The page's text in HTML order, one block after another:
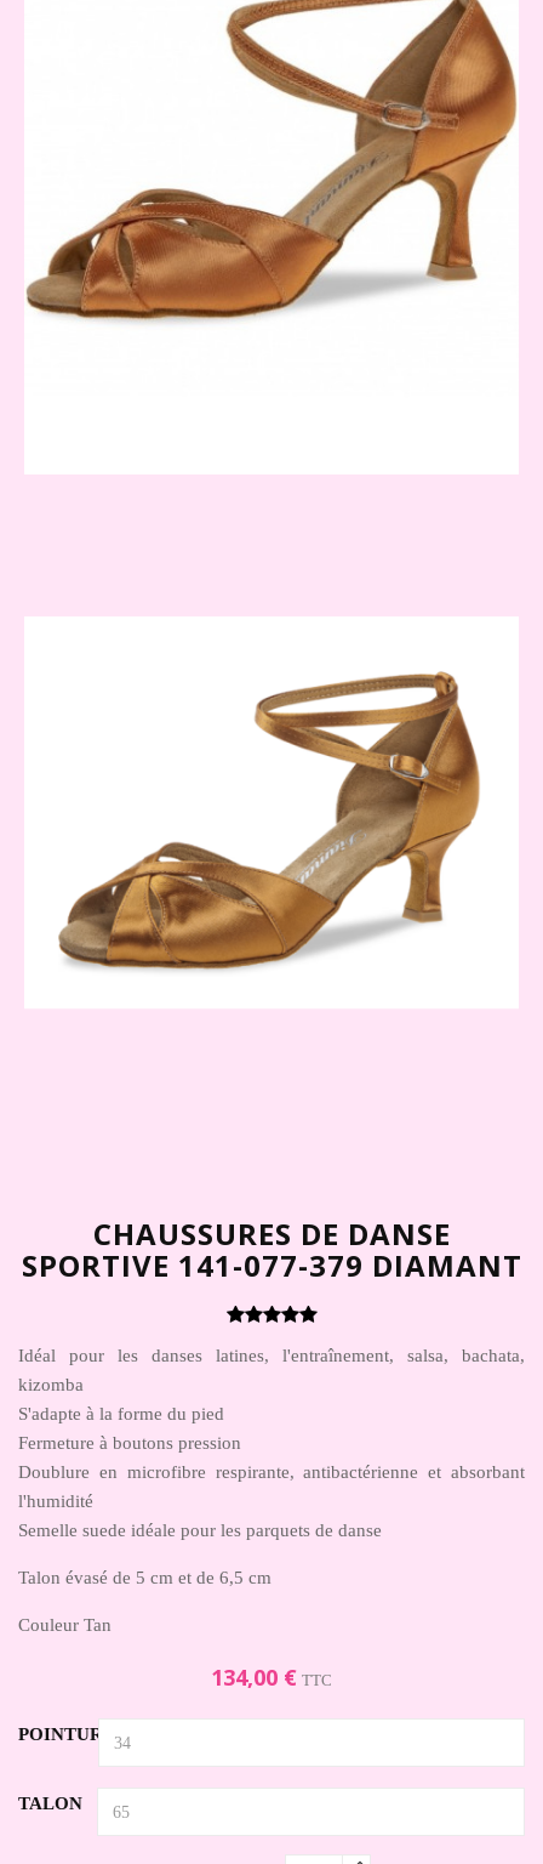
CHAUSSURES DE DANSE
SPORTIVE 141-077-379 DIAMANT
Idéal pour les danses latines, l'entraînement, salsa, bachata,
kizomba
S'adapte à la forme du pied
Fermeture à boutons pression
Doublure en microfibre respirante, antibactérienne et absorbant
l'humidité
Semelle suede idéale pour les parquets de danse
Talon évasé de 5 cm et de 6,5 cm
Couleur Tan
134,00 € TTC
POINTURE
TALON